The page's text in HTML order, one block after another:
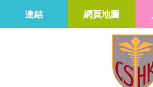
連結 網頁地圖